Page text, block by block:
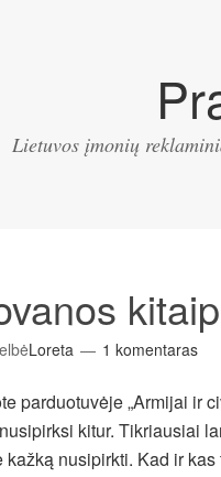
Lietuvos įmonių
kitaip
Loreta 1 komentaras
parduotuvėje „Armijai ir
kitur. Tikriausiai
nusipirkti. Kad ir